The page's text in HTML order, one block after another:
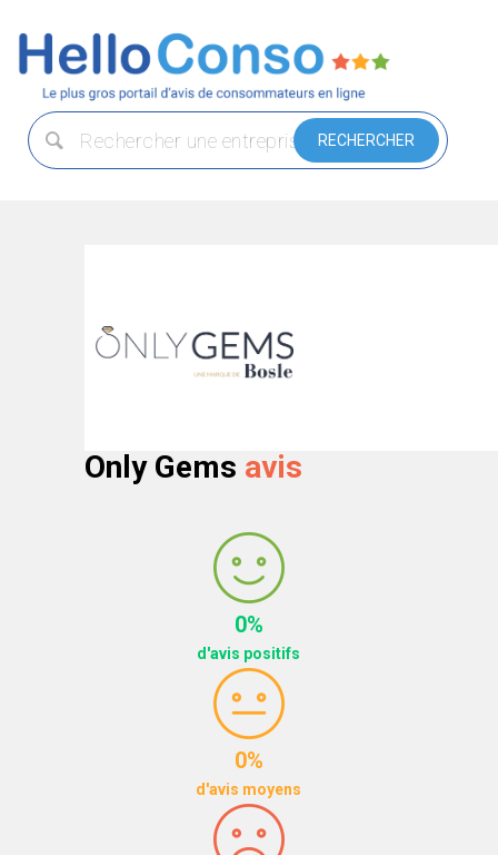
Only Gems avis
0%
d'avis positifs
0%
d'avis moyens